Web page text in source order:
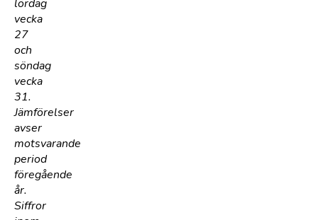
lördag
vecka
27
och
söndag
vecka
31.
Jämförelser
avser
motsvarande
period
föregående
år.
Siffror